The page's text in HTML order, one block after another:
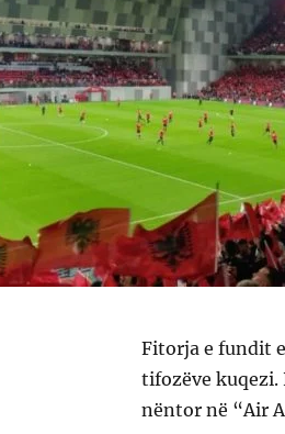
Fitorja e fundit
tifozëve kuqezi.
nëntor në “Air